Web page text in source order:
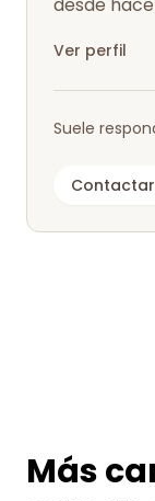
desde
Ver perfil
Suele
Más